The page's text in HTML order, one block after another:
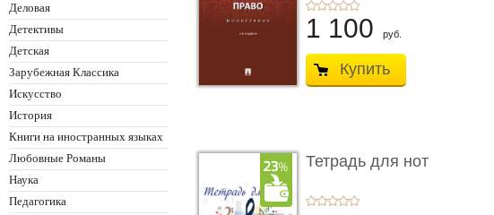
Деловая
Детективы
Детская
Зарубежная Классика
Искусство
История
Книги на иностранных языках
Любовные Романы
Наука
Педагогика
1 100 руб.
Купить
Тетрадь для нот